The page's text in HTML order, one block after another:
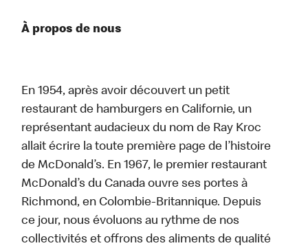
À propos de nous
En 1954, après avoir découvert un petit
restaurant de hamburgers en Californie, un
représentant audacieux du nom de Ray Kroc
allait écrire la toute première page de l’histoire
de McDonald’s. En 1967, le premier restaurant
McDonald’s du Canada ouvre ses portes à
Richmond, en Colombie-Britannique. Depuis
ce jour, nous évoluons au rythme de nos
collectivités et offrons des aliments de qualité